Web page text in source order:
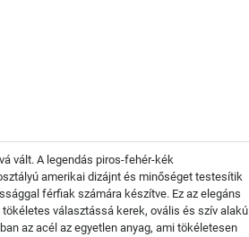
vált. A legendás piros-fehér-kék
amerikai dizájnt és minőséget testesítik
férfiak számára készítve. Ez az elegáns
választássá kerek, ovális és szív alakú
az acél az egyetlen anyag, ami tökéletesen